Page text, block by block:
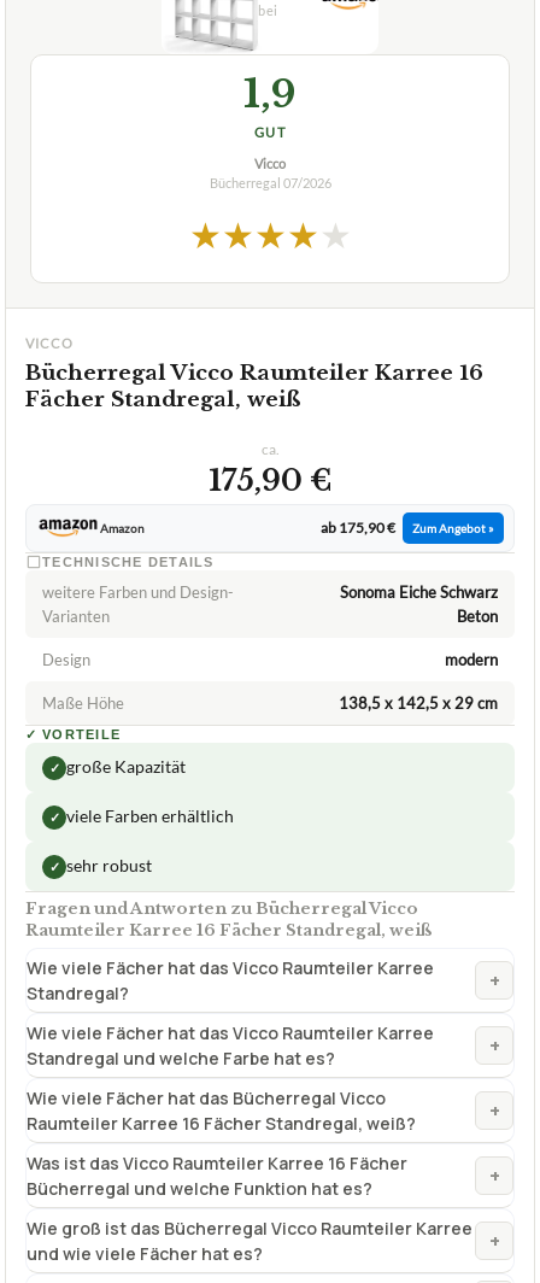
1,9
GUT
Vicco
Bücherregal 07/2026
★★★★★
VICCO
Bücherregal Vicco Raumteiler Karree 16
Fächer Standregal, weiß
ca.
175,90 €
Amazon ab 175,90 € Zum Angebot »
TECHNISCHE DETAILS
weitere Farben und Design-
Varianten
Sonoma Eiche Schwarz
Beton
Design modern
Maße Höhe 138,5 x 142,5 x 29 cm
✓ VORTEILE
✓ große Kapazität
✓ viele Farben erhältlich
✓ sehr robust
Fragen und Antworten zu Bücherregal Vicco
Raumteiler Karree 16 Fächer Standregal, weiß
Wie viele Fächer hat das Vicco Raumteiler Karree
Standregal?
+
Wie viele Fächer hat das Vicco Raumteiler Karree
Standregal und welche Farbe hat es?
+
Wie viele Fächer hat das Bücherregal Vicco
Raumteiler Karree 16 Fächer Standregal, weiß?
+
Was ist das Vicco Raumteiler Karree 16 Fächer
Bücherregal und welche Funktion hat es?
+
Wie groß ist das Bücherregal Vicco Raumteiler Karree
und wie viele Fächer hat es?
+